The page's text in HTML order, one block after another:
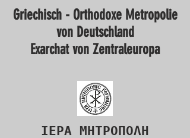
Griechisch - Orthodoxe Metropolie
von Deutschland
Exarchat von Zentraleuropa
ΙΕΡΑ ΜΗΤΡΟΠΟΛΗ